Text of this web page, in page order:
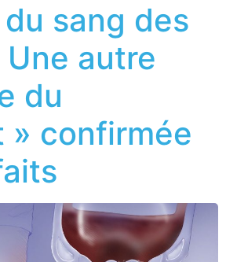
sang des
autre
du
» confirmée